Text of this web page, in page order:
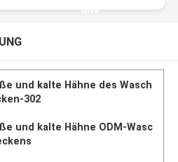
uns
und kalte Hähne des Wasch
302
und kalte Hähne ODM-Wasc